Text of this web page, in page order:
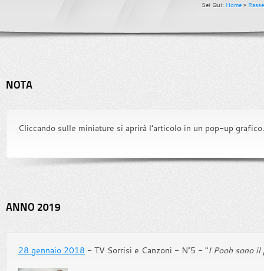
Sei Qui: Home »
NOTA
Cliccando sulle miniature si aprirà l'articolo in un pop-up grafico.
ANNO 2019
28 gennaio 2018 - TV Sorrisi e Canzoni - N°5 - "I Pooh sono il